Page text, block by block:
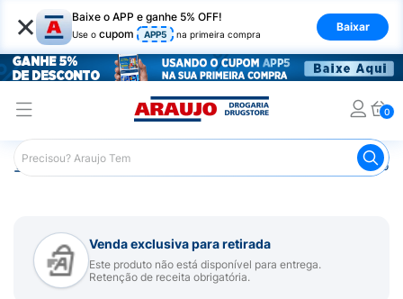
× Baixe o APP e ganhe 5% OFF!
Use o cupom APP5 na primeira compra
Baixar
0
Araujo Medicamentos Remédio para Sistema Nervoso
Venda exclusiva para retirada
Este produto não está disponível para entrega.
Retenção de receita obrigatória.